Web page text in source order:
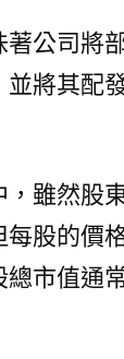
著公司將
將其配
，雖然股
股的價
市值通